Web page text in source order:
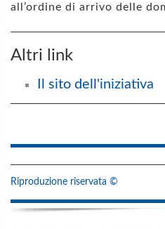
all’ordine di arrivo delle
Altri link
Il sito dell'iniziativa
Riproduzione riservata ©